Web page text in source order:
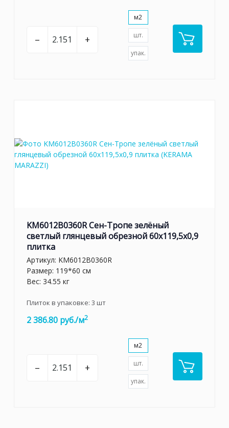
– +
м2
шт.
упак.
KM6012B0360R Сен-Тропе зелёный
светлый глянцевый обрезной 60x119,5x0,9
плитка
Артикул: KM6012B0360R
Размер: 119*60 см
Вес: 34.55 кг
Плиток в упаковке: 3 шт
2 386.80 руб./м2
– +
м2
шт.
упак.